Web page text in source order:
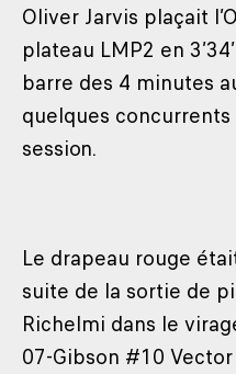
Oliver Jarvis plaçait
plateau LMP2 en
barre des 4 minutes
quelques
session.
Le drapeau rouge
suite de la sortie de
Richelmi dans le
07-Gibson #10